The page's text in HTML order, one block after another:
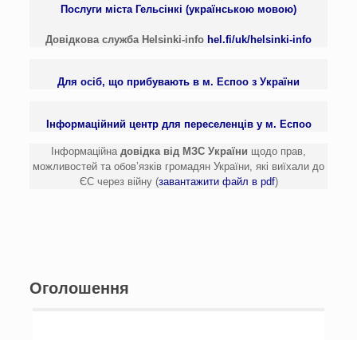
Послуги міста Гельсінкі (українською мовою)
Довідкова служба Helsinki-info hel.fi/uk/helsinki-info
Для осіб, що прибувають в м. Еспоо з України
Iнформаційний центр для переселенців у м. Еспоо
Інформаційна довідка від МЗС України щодо прав,
можливостей та обов’язків громадян України, які виїхали до
ЄС через війну (завантажити файл в pdf)
Оголошення